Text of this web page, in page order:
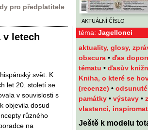
pro předplatitele
téma: Jagellonci
AKTUÁLNÍ ČÍSLO
aktuality, glosy,
obscura • ďas
tématu • ďasův
Kniha, o které se
(recenze) •
památky • výstavy •
vlastenci, inspiromat
Ještě k modelu
v letech
svět. K
let 20. století se
v souvislosti s
objevila dosud
různého
na